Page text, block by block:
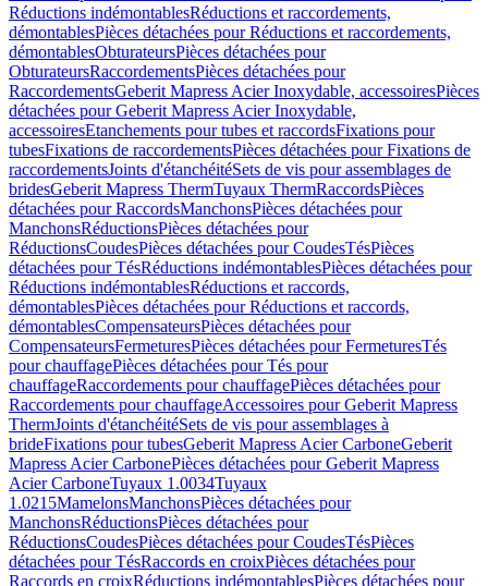
Réductions indémontablesRéductions et raccordements,
démontablesPièces détachées pour Réductions et raccordements,
démontablesObturateursPièces détachées pour
ObturateursRaccordementsPièces détachées pour
RaccordementsGeberit Mapress Acier Inoxydable, accessoiresPièces
détachées pour Geberit Mapress Acier Inoxydable,
accessoiresEtanchements pour tubes et raccordsFixations pour
tubesFixations de raccordementsPièces détachées pour Fixations de
raccordementsJoints d'étanchéitéSets de vis pour assemblages de
bridesGeberit Mapress ThermTuyaux ThermRaccordsPièces
détachées pour RaccordsManchonsPièces détachées pour
ManchonsRéductionsPièces détachées pour
RéductionsCoudesPièces détachées pour CoudesTésPièces
détachées pour TésRéductions indémontablesPièces détachées pour
Réductions indémontablesRéductions et raccords,
démontablesPièces détachées pour Réductions et raccords,
démontablesCompensateursPièces détachées pour
CompensateursFermeturesPièces détachées pour FermeturesTés
pour chauffagePièces détachées pour Tés pour
chauffageRaccordements pour chauffagePièces détachées pour
Raccordements pour chauffageAccessoires pour Geberit Mapress
ThermJoints d'étanchéitéSets de vis pour assemblages à
brideFixations pour tubesGeberit Mapress Acier CarboneGeberit
Mapress Acier CarbonePièces détachées pour Geberit Mapress
Acier CarboneTuyaux 1.0034Tuyaux
1.0215MamelonsManchonsPièces détachées pour
ManchonsRéductionsPièces détachées pour
RéductionsCoudesPièces détachées pour CoudesTésPièces
détachées pour TésRaccords en croixPièces détachées pour
Raccords en croixRéductions indémontablesPièces détachées pour